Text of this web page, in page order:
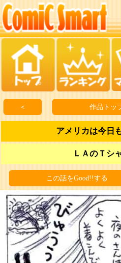
＜ 作品トッ
アメリカは今日
ＬＡのＴシ
この話をGood!!する